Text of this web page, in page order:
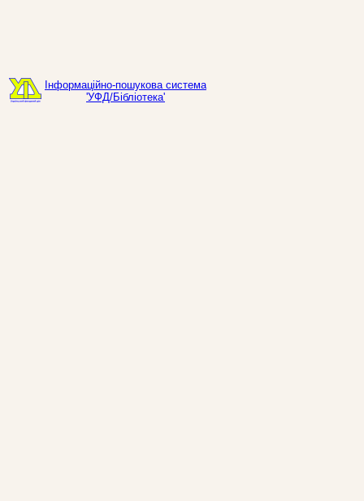
Інформаційно-пошукова система
'УФД/Бібліотека'